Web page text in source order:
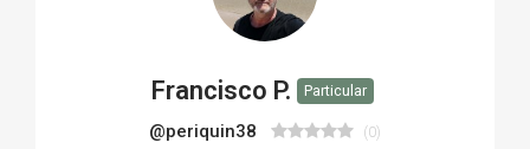
Francisco P. Particular
@periquin38 (0)